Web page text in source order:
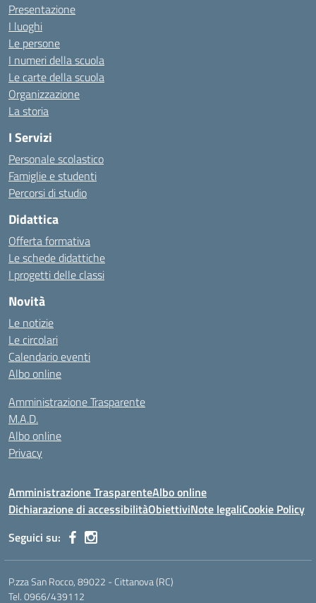
Presentazione
I luoghi
Le persone
I numeri della scuola
Le carte della scuola
Organizzazione
La storia
I Servizi
Personale scolastico
Famiglie e studenti
Percorsi di studio
Didattica
Offerta formativa
Le schede didattiche
I progetti delle classi
Novità
Le notizie
Le circolari
Calendario eventi
Albo online
Amministrazione Trasparente
M.A.D.
Albo online
Privacy
Amministrazione TrasparenteAlbo online
Dichiarazione di accessibilitàObiettiviNote legaliCookie Policy
Seguici su:
P.zza San Rocco, 89022 - Cittanova (RC)
Tel. 0966/439112